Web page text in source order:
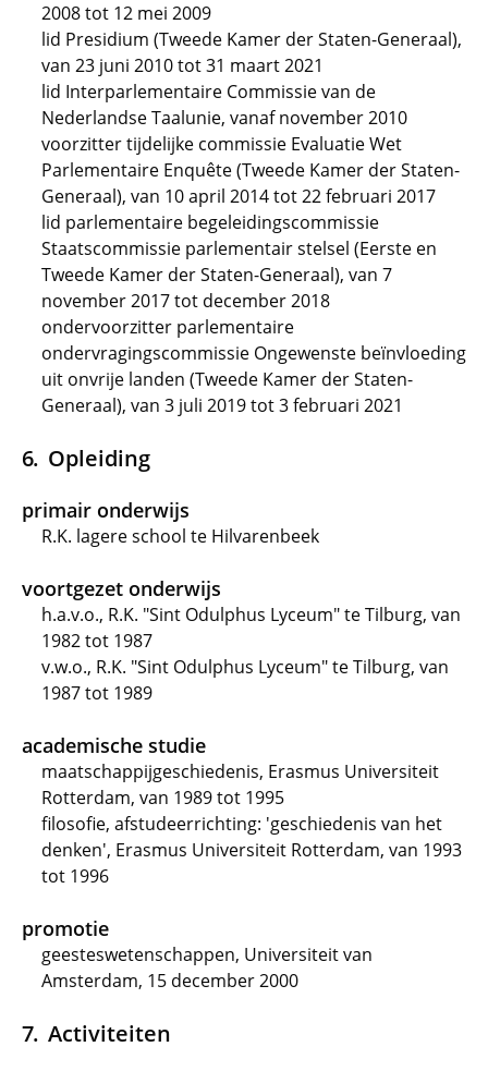
2008 tot 12 mei 2009
lid Presidium (Tweede Kamer der Staten-Generaal),
van 23 juni 2010 tot 31 maart 2021
lid Interparlementaire Commissie van de
Nederlandse Taalunie, vanaf november 2010
voorzitter tijdelijke commissie Evaluatie Wet
Parlementaire Enquête (Tweede Kamer der Staten-
Generaal), van 10 april 2014 tot 22 februari 2017
lid parlementaire begeleidingscommissie
Staatscommissie parlementair stelsel (Eerste en
Tweede Kamer der Staten-Generaal), van 7
november 2017 tot december 2018
ondervoorzitter parlementaire
ondervragingscommissie Ongewenste beïnvloeding
uit onvrije landen (Tweede Kamer der Staten-
Generaal), van 3 juli 2019 tot 3 februari 2021
Opleiding
primair onderwijs
R.K. lagere school te Hilvarenbeek
voortgezet onderwijs
h.a.v.o., R.K. "Sint Odulphus Lyceum" te Tilburg, van
1982 tot 1987
v.w.o., R.K. "Sint Odulphus Lyceum" te Tilburg, van
1987 tot 1989
academische studie
maatschappijgeschiedenis, Erasmus Universiteit
Rotterdam, van 1989 tot 1995
filosofie, afstudeerrichting: 'geschiedenis van het
denken', Erasmus Universiteit Rotterdam, van 1993
tot 1996
promotie
geesteswetenschappen, Universiteit van
Amsterdam, 15 december 2000
Activiteiten